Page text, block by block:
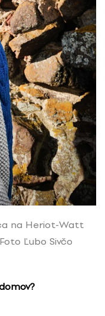
na Heriot-Watt
Ľubo Sivčo